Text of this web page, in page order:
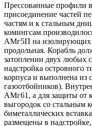
Прессованные профили
присоединение частей
частям и к стальным
комингсам
АМг5П на изолирующих
продольная. Корабль
затоплении двух любых
надстройка островного
корпуса и выполнена из
газоотбойников).
АМг61, а для защиты от
выгородок со стальным
биметаллических
размещены в